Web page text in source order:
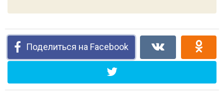
Поделиться на Facebook